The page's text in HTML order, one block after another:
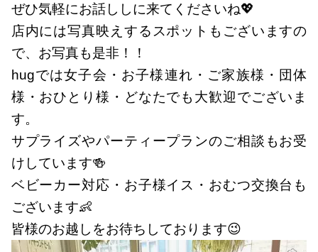
ぜひ気軽にお話ししに来てくださいね💖
店内には写真映えするスポットもございますの
で、お写真も是非！！
hugでは女子会・お子様連れ・ご家族様・団体
様・おひとり様・どなたでも大歓迎でございま
す。
サプライズやパーティープランのご相談もお受
けしています🍻
ベビーカー対応・お子様イス・おむつ交換台も
ございます👶
皆様のお越しをお待ちしております😉